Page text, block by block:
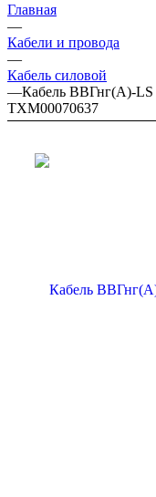
Главная
—
Кабели и провода
—
Кабель силовой
—Кабель ВВГнг(А)-LS
ТХМ00070637